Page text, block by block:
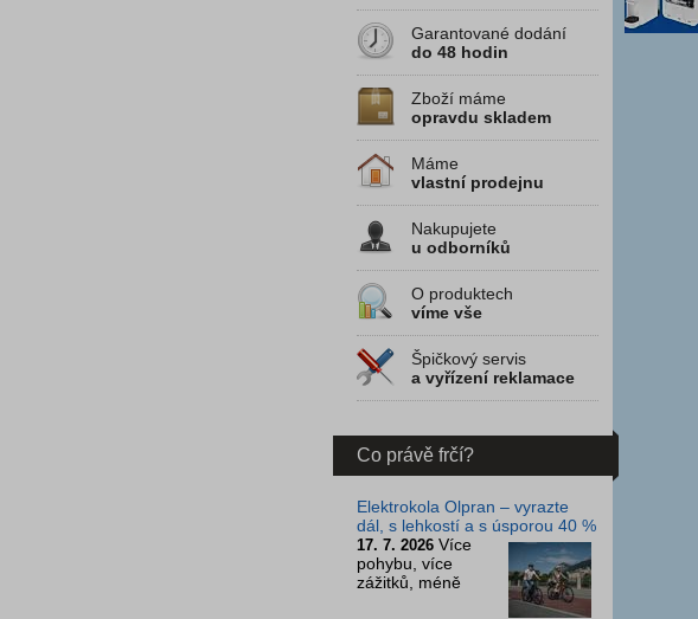
Garantované dodání
do 48 hodin
Zboží máme
opravdu skladem
Máme
vlastní prodejnu
Nakupujete
u odborníků
O produktech
víme vše
Špičkový servis
a vyřízení reklamace
Co právě frčí?
Elektrokola Olpran – vyrazte
dál, s lehkostí a s úsporou 40 %
17. 7. 2026 Více
pohybu, více
zážitků, méně